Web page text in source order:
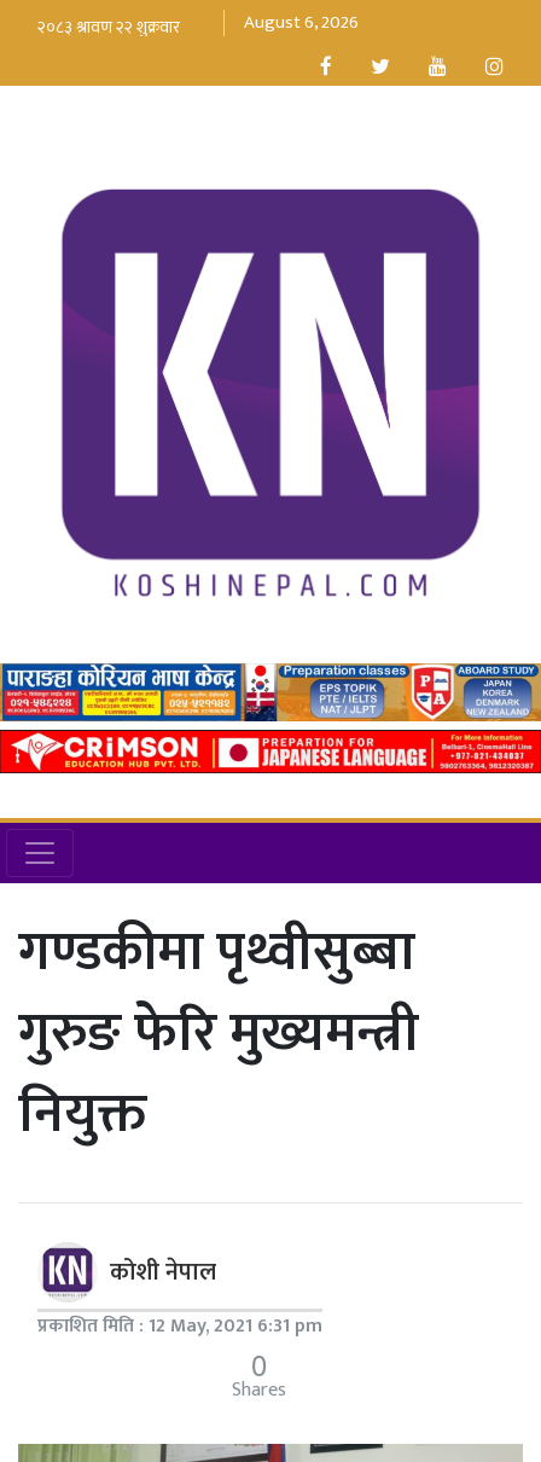
August 6, 2026
गण्डकीमा पृथ्वीसुब्बा
गुरुङ फेरि मुख्यमन्त्री
नियुक्त
कोशी नेपाल
प्रकाशित मिति : 12 May, 2021 6:31 pm
0
Shares